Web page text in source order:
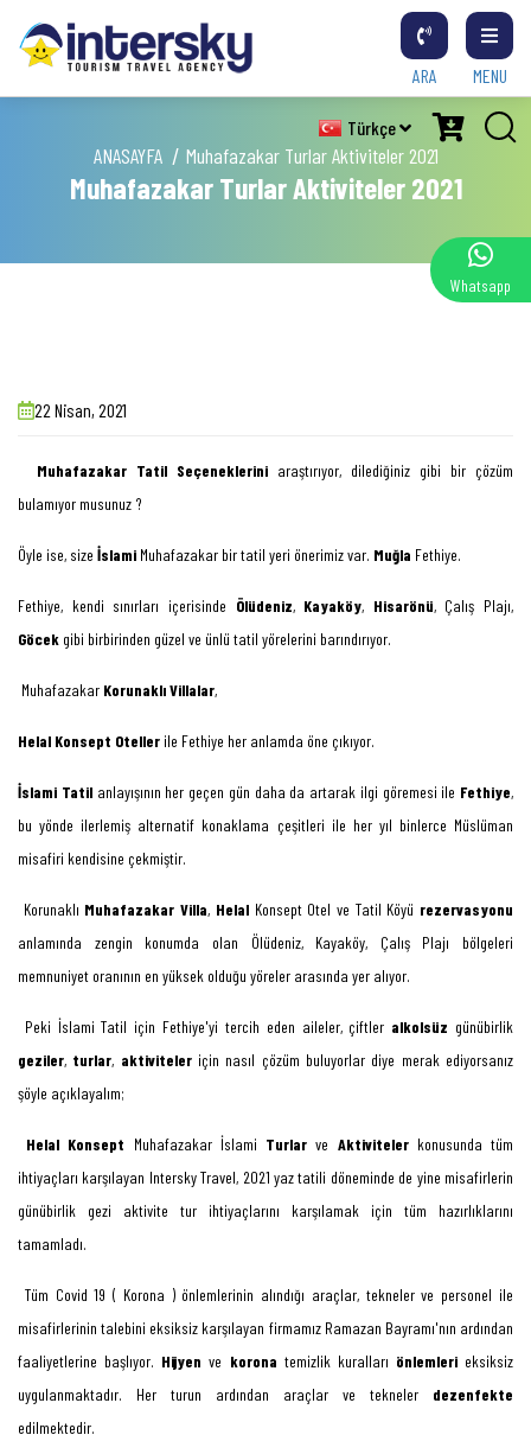
MENU
ARA
Türkçe
ANASAYFA Muhafazakar Turlar Aktiviteler 2021
Muhafazakar Turlar Aktiviteler 2021
22 Nisan, 2021
Muhafazakar Tatil Seçeneklerini araştırıyor, dilediğiniz gibi bir çözüm
bulamıyor musunuz ?
Öyle ise, size İslami Muhafazakar bir tatil yeri önerimiz var. Muğla Fethiye.
Fethiye, kendi sınırları içerisinde Ölüdeniz, Kayaköy, Hisarönü, Çalış Plajı,
Göcek gibi birbirinden güzel ve ünlü tatil yörelerini barındırıyor.
Muhafazakar Korunaklı Villalar,
Helal Konsept Oteller ile Fethiye her anlamda öne çıkıyor.
İslami Tatilanlayışının her geçen gün daha da artarak ilgi göremesi ile Fethiye,
bu yönde ilerlemiş alternatif konaklama çeşitleri ile her yıl binlerce Müslüman
misafiri kendisine çekmiştir.
Korunaklı Muhafazakar Villa, Helal Konsept Otel ve Tatil Köyü rezervasyonu
anlamında zengin konumda olan Ölüdeniz, Kayaköy, Çalış Plajı bölgeleri
memnuniyet oranının en yüksek olduğu yöreler arasında yer alıyor.
Peki İslami Tatil için Fethiye'yi tercih eden aileler, çiftler alkolsüz günübirlik
geziler, turlar, aktiviteler için nasıl çözüm buluyorlar diye merak ediyorsanız
şöyle açıklayalım;
Helal Konsept Muhafazakar İslami Turlarve Aktivitelerkonusunda tüm
ihtiyaçları karşılayan Intersky Travel, 2021 yaz tatili döneminde de yine misafirlerin
günübirlik gezi aktivite tur ihtiyaçlarını karşılamak için tüm hazırlıklarını
tamamladı.
Tüm Covid 19 ( Korona ) önlemlerinin alındığı araçlar, tekneler ve personel ile
misafirlerinin talebini eksiksiz karşılayan firmamız Ramazan Bayramı'nın ardından
faaliyetlerine başlıyor. Hijyen ve korona temizlik kuralları önlemleri eksiksiz
uygulanmaktadır. Her turun ardından araçlar ve tekneler dezenfekte
edilmektedir.
Whatsapp